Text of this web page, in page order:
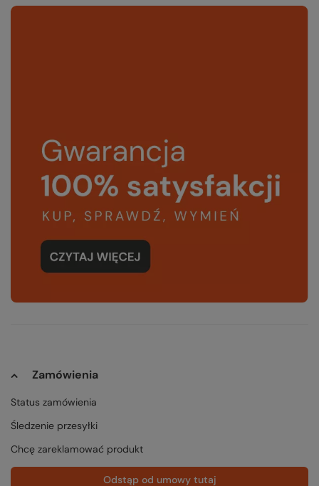
Zamówienia
Status zamówienia
Śledzenie przesyłki
Chcę zareklamować produkt
Odstąp od umowy tutaj